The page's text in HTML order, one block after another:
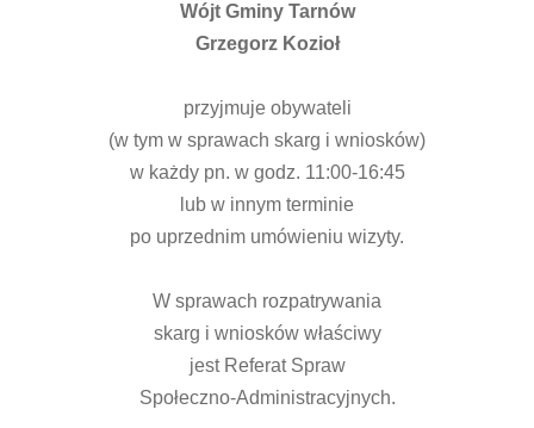
Wójt Gminy Tarnów
Grzegorz Kozioł
przyjmuje obywateli
(w tym w sprawach skarg i wniosków)
w każdy pn. w godz. 11:00-16:45
lub w innym terminie
po uprzednim umówieniu wizyty.
W sprawach rozpatrywania
skarg i wniosków właściwy
jest Referat Spraw
Społeczno-Administracyjnych.